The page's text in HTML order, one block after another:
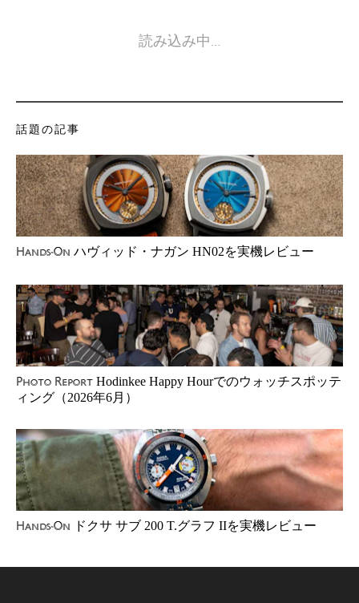
読み込み中…
話題の記事
Hands-On ハヴィッド・ナガン HN02を実機レビュー
Photo Report Hodinkee Happy Hourでのウォッチスポッテ
ィング（2026年6月）
Hands-On ドクサ サブ 200 T.グラフ IIを実機レビュー